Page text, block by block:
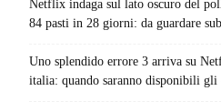
Netflix indaga sul lato oscuro del
84 pasti in 28 giorni: da guardare
Uno splendido errore 3 arriva su
italia: quando saranno disponibili gli